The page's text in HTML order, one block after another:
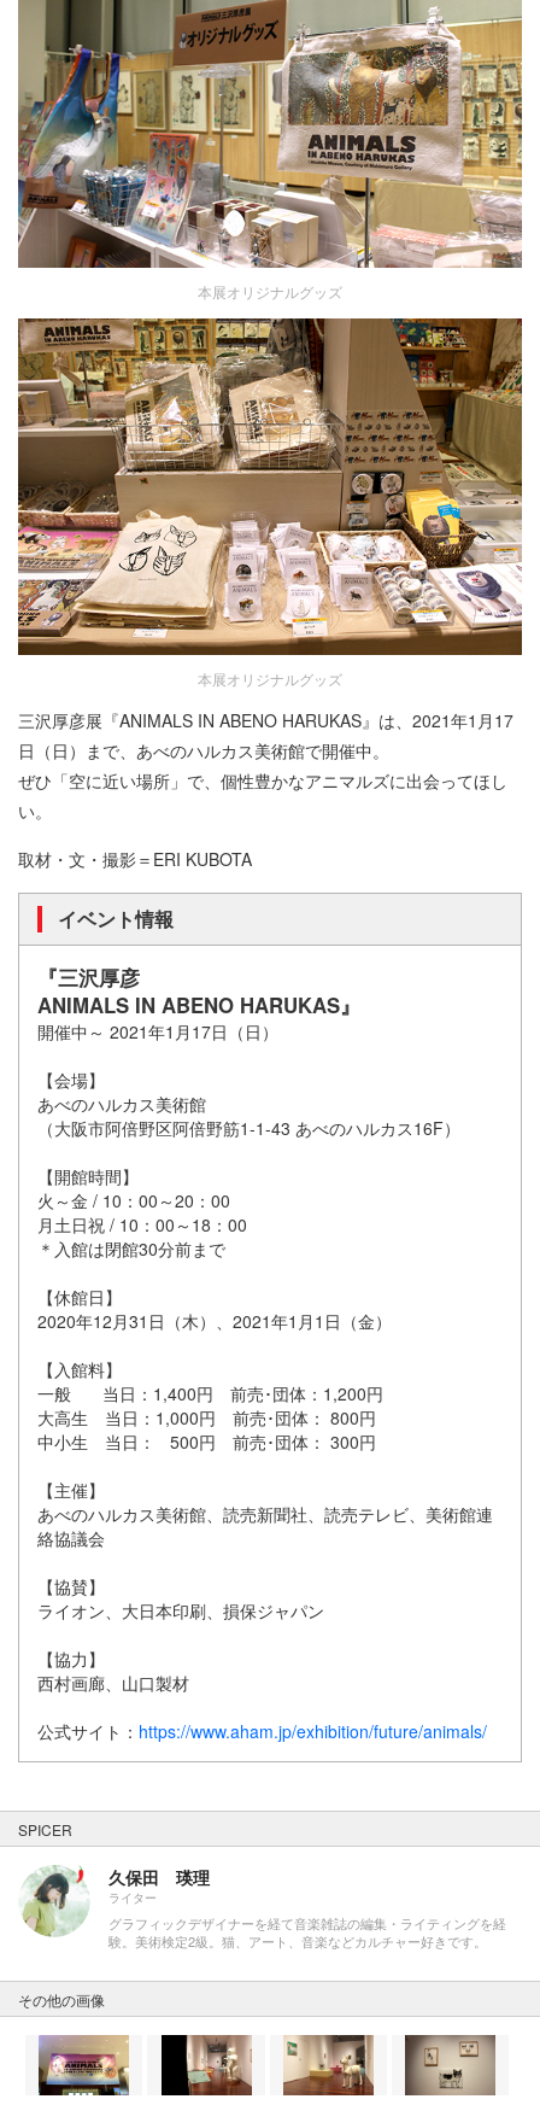
本展オリジナルグッズ
本展オリジナルグッズ
三沢厚彦展『ANIMALS IN ABENO HARUKAS』は、2021年1月17
日（日）まで、あべのハルカス美術館で開催中。
ぜひ「空に近い場所」で、個性豊かなアニマルズに出会ってほし
い。
取材・文・撮影＝ERI KUBOTA
イベント情報
『三沢厚彦
ANIMALS IN ABENO HARUKAS』
開催中～ 2021年1月17日（日）
【会場】
あべのハルカス美術館
（大阪市阿倍野区阿倍野筋1-1-43 あべのハルカス16F）
【開館時間】
火～金 / 10：00～20：00
月土日祝 / 10：00～18：00
＊入館は閉館30分前まで
【休館日】
2020年12月31日（木）、2021年1月1日（金）
【入館料】
一般 当日：1,400円 前売･団体：1,200円
大高生 当日：1,000円 前売･団体： 800円
中小生 当日： 500円 前売･団体： 300円
【主催】
あべのハルカス美術館、読売新聞社、読売テレビ、美術館連
絡協議会
【協賛】
ライオン、大日本印刷、損保ジャパン
【協力】
西村画廊、山口製材
公式サイト： https://www.aham.jp/exhibition/future/animals/
SPICER
久保田 瑛理
ライター
グラフィックデザイナーを経て音楽雑誌の編集・ライティングを経
験。美術検定2級。猫、アート、音楽などカルチャー好きです。
その他の画像